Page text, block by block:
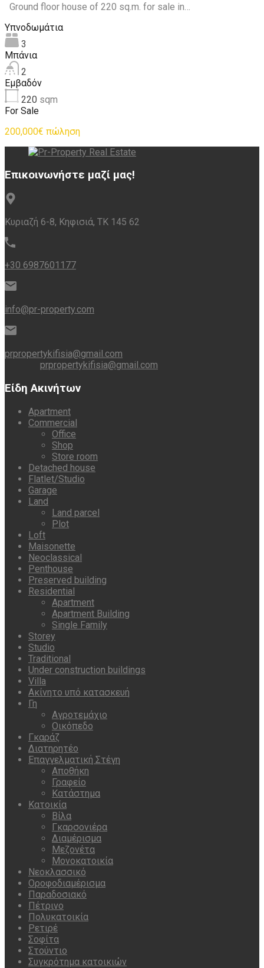
Ground floor house of 220 sq.m. for sale in…
Υπνοδωμάτια
3
Μπάνια
2
Εμβαδόν
220 sqm
For Sale
200,000€ πώληση
Επικοινωνήστε μαζί μας!
Κυριαζή 6-8, Κηφισιά, ΤΚ 145 62
+30 6987601177
info@pr-property.com
prpropertykifisia@gmail.com
prpropertykifisia@gmail.com
Είδη Ακινήτων
Apartment
Commercial
Office
Shop
Store room
Detached house
Flatlet/Studio
Garage
Land
Land parcel
Plot
Loft
Maisonette
Neoclassical
Penthouse
Preserved building
Residential
Apartment
Apartment Building
Single Family
Storey
Studio
Traditional
Under construction buildings
Villa
Ακίνητο υπό κατασκευή
Γη
Αγροτεμάχιο
Οικόπεδο
Γκαράζ
Διατηρητέο
Επαγγελματική Στέγη
Αποθήκη
Γραφείο
Κατάστημα
Κατοικία
Βίλα
Γκαρσονιέρα
Διαμέρισμα
Μεζονέτα
Μονοκατοικία
Νεοκλασσικό
Οροφοδιαμέρισμα
Παραδοσιακό
Πέτρινο
Πολυκατοικία
Ρετιρέ
Σοφίτα
Στούντιο
Συγκρότημα κατοικιών